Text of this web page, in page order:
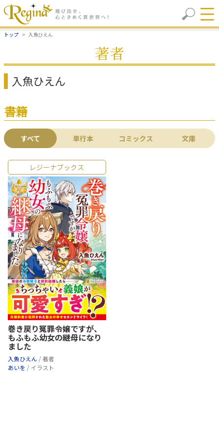
トップ 入魚ひえん
著者
入魚ひえん
書籍
すべて 単行本 コミックス 文庫
レジーナブックス
巻き戻り冤罪令嬢ですが、
もふもふ幼女の継母になり
ました
入魚ひえん / 著者
あいを / イラスト